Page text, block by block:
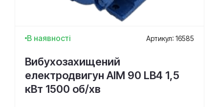
В наявності Артикул: 16585
Вибухозахищений
електродвигун АІМ 90 LВ4 1,5
кВт 1500 об/хв